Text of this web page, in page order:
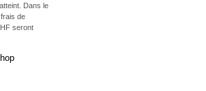
Dans le
de
seront